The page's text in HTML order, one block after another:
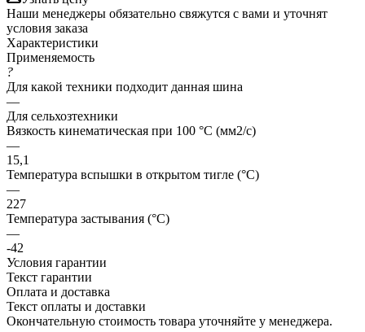
Наши менеджеры обязательно свяжутся с вами и уточнят
условия заказа
Характеристики
Применяемость
?
Для какой техники подходит данная шина
—
Для сельхозтехники
Вязкость кинематическая при 100 °С (мм2/с)
—
15,1
Температура вспышки в открытом тигле (°С)
—
227
Температура застывания (°С)
—
-42
Условия гарантии
Текст гарантии
Оплата и доставка
Текст оплаты и доставки
Окончательную стоимость товара уточняйте у менеджера.